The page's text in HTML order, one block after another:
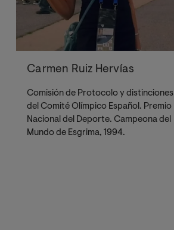
Carmen Ruiz Hervías
Comisión de Protocolo y distinciones
del Comité Olímpico Español. Premio
Nacional del Deporte. Campeona del
Mundo de Esgrima, 1994.